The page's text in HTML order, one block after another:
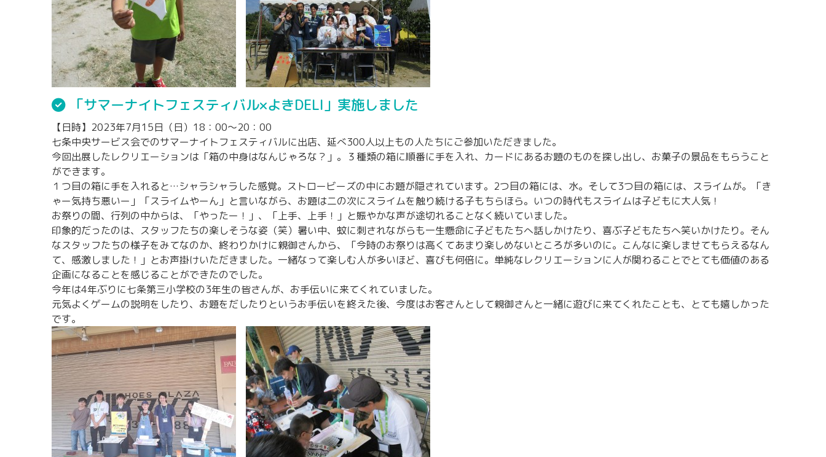
「サマーナイトフェスティバル×よきDELI」実施しました
【日時】2023年7月15日（日）18：00～20：00
七条中央サービス会でのサマーナイトフェスティバルに出店、延べ300人以上もの人たちにご参加いただきました。
今回出展したレクリエーションは「箱の中身はなんじゃろな？」。３種類の箱に順番に手を入れ、カードにあるお題のものを探し出し、お菓子の景品をもらうこと
ができます。
１つ目の箱に手を入れると…シャラシャラした感覚。ストロービーズの中にお題が隠されています。2つ目の箱には、水。そして3つ目の箱には、スライムが。「き
ゃー気持ち悪いー」「スライムやーん」と言いながら、お題は二の次にスライムを触り続ける子もちらほら。いつの時代もスライムは子どもに大人気！
お祭りの間、行列の中からは、「やったー！」、「上手、上手！」と賑やかな声が途切れることなく続いていました。
印象的だったのは、スタッフたちの楽しそうな姿（笑）暑い中、蚊に刺されながらも一生懸命に子どもたちへ話しかけたり、喜ぶ子どもたちへ笑いかけたり。そん
なスタッフたちの様子をみてなのか、終わりかけに親御さんから、「今時のお祭りは高くてあまり楽しめないところが多いのに。こんなに楽しませてもらえるなん
て、感激しました！」とお声掛けいただきました。一緒なって楽しむ人が多いほど、喜びも何倍に。単純なレクリエーションに人が関わることでとても価値のある
企画になることを感じることができたのでした。
今年は4年ぶりに七条第三小学校の3年生の皆さんが、お手伝いに来てくれていました。
元気よくゲームの説明をしたり、お題をだしたりというお手伝いを終えた後、今度はお客さんとして親御さんと一緒に遊びに来てくれたことも、とても嬉しかった
です。